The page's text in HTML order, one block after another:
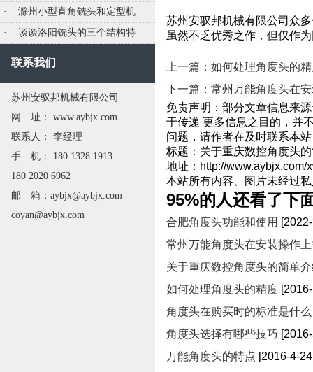
·
滁州小型直角铣头和定型机
·
谈谈洛阳铣头的三个结构特
联系我们
苏州安驭邦机械有限公司
网 址： www.aybjx.com
联系人： 李经理
手 机： 180 1328 1913
180 2020 6962
邮 箱：aybjx@aybjx.com
coyan@aybjx.com
苏州安驭邦机械有限公司众
虽然不乏优秀之作，但仅作
上一篇：如何处理角度头的
下一篇：常州万能角度头在
免责声明：部分文章信息来
于传递 更多信息之目的，并
问题，请作者在及时联系本
标题：关于重庆数控角
地址：http://www.aybjx.com/
本站所有内容、图片未经过
95%的人还看了下
合肥角度头功能和使用
常州万能角度头在安装操作
关于重庆数控角度头的简单
如何处理角度头的精度
角度头在购买时的标准是什么
角度头选择有哪些技巧
万能角度头的特点 [2016-4-